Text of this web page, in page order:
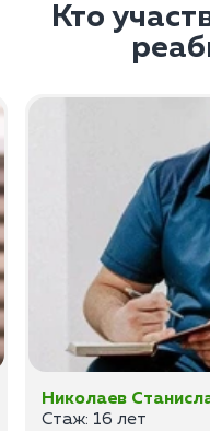
Кто
Николаев
Стаж: 16 лет